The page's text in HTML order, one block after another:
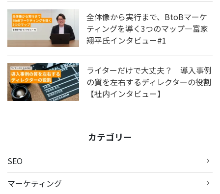
全体像から実行まで、BtoBマーケ
ティングを導く3つのマップ―富家
翔平氏インタビュー#1
ライターだけで大丈夫？ 導入事例
の質を左右するディレクターの役割
【社内インタビュー】
カテゴリー
SEO
マーケティング